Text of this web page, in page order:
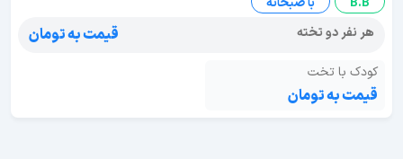
هر نفر دو تخته
قیمت به تومان
کودک با تخت
قیمت به تومان